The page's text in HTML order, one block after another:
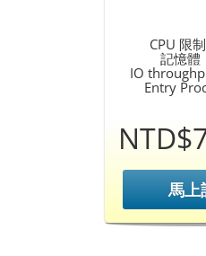
CPU 限
記憶體
IO
Entry
馬上